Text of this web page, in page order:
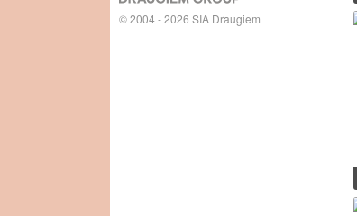
© 2004 - 2026 SIA Draugiem